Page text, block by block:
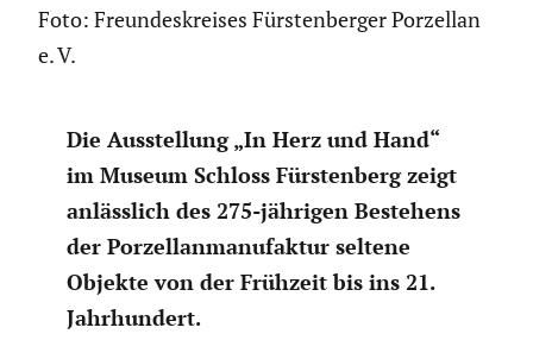
Foto: Freundeskreises Fürstenberger Porzellan
e. V.
Die Ausstel­lung „In Herz und Hand“
im Museum Schloss Fürsten­berg zeigt
anläss­lich des 275-jährigen Bestehens
der Porzel­lan­ma­nu­faktur seltene
Objekte von der Frühzeit bis ins 21.
Jahrhun­dert.